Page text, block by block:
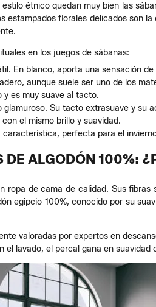
étnico quedan muy bien las
estampados florales delicados son
en los juegos de sábanas:
En blanco, aporta una sensación de
aunque suele ser uno de los
y es muy suave al tacto.
Su tacto extrasuave y su
el mismo brillo y suavidad.
perfecta para el
DE ALGODÓN 100%:
ropa de cama de calidad. Sus
egipcio 100%, conocido por su
valoradas por expertos en
lavado, el percal gana en suavidad